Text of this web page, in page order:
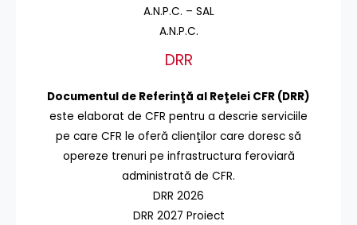
A.N.P.C. – SAL
A.N.P.C.
DRR
Documentul de Referinţă al Reţelei CFR (DRR)
este elaborat de CFR pentru a descrie serviciile
pe care CFR le oferă clienţilor care doresc să
opereze trenuri pe infrastructura feroviară
administrată de CFR.
DRR 2026
DRR 2027 Proiect